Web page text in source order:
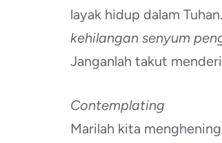
layak hidup dalam
kehilangan senyum
Janganlah takut
Contemplating
Marilah kita